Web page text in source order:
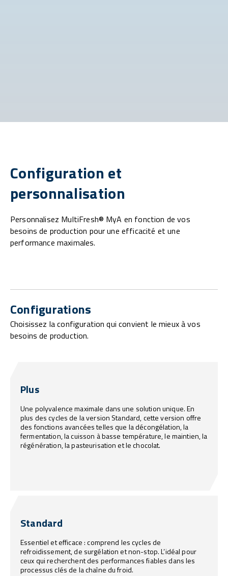
Configuration et
personnalisation
Personnalisez MultiFresh® MyA en fonction de vos
besoins de production pour une efficacité et une
performance maximales.
Configurations
Choisissez la configuration qui convient le mieux à vos
besoins de production.
Plus
Une polyvalence maximale dans une solution unique. En
plus des cycles de la version Standard, cette version offre
des fonctions avancées telles que la décongélation, la
fermentation, la cuisson à basse température, le maintien, la
régénération, la pasteurisation et le chocolat.
Standard
Essentiel et efficace : comprend les cycles de
refroidissement, de surgélation et non-stop. L’idéal pour
ceux qui recherchent des performances fiables dans les
processus clés de la chaîne du froid.